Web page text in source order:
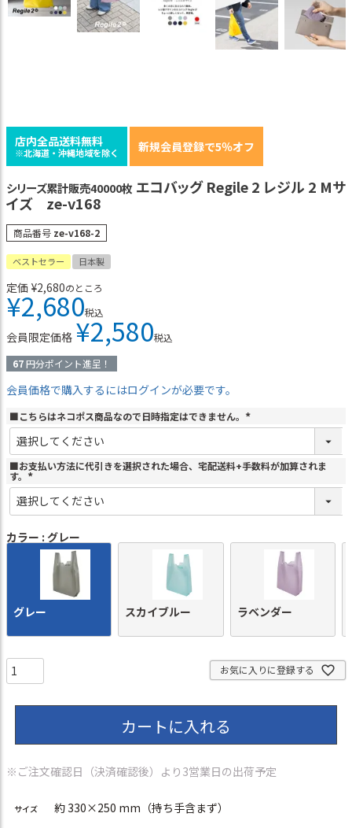
店内全品送料無料
※北海道・沖縄地域を除く 新規会員登録で5％オフ
シリーズ累計販売40000枚 エコバッグ Regile 2 レジル 2 Mサ
イズ ze-v168
商品番号 ze-v168-2
ベストセラー 日本製
定価 ¥2,680のところ
¥2,680税込
会員限定価格 ¥2,580税込
67円分ポイント進呈！
会員価格で購入するにはログインが必要です。
■こちらはネコポス商品なので日時指定はできません。
(
)
■お支払い方法に代引きを選択された場合、宅配送料+手数料が加算されま
す。
(
必
須
)
カラー グレー
グレー スカイブルー ラベンダー
お気に入りに登録する
カートに入れる
※ご注文確認日（決済確認後）より3営業日の出荷予定
サイズ 約 330×250 mm（持ち手含まず）